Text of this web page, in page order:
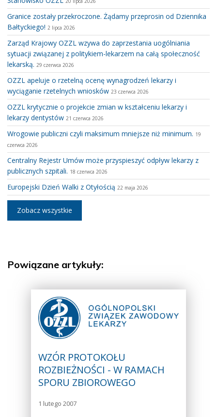
Granice zostały przekroczone. Żądamy przeprosin od Dziennika
Bałtyckiego! 2 lipca 2026
Zarząd Krajowy OZZL wzywa do zaprzestania uogólniania
sytuacji związanej z politykiem-lekarzem na całą społeczność
lekarską. 29 czerwca 2026
OZZL apeluje o rzetelną ocenę wynagrodzeń lekarzy i
wyciąganie rzetelnych wniosków 23 czerwca 2026
OZZL krytycznie o projekcie zmian w kształceniu lekarzy i
lekarzy dentystów 21 czerwca 2026
Wrogowie publiczni czyli maksimum mniejsze niż minimum. 19
czerwca 2026
Centralny Rejestr Umów może przyspieszyć odpływ lekarzy z
publicznych szpitali. 18 czerwca 2026
Europejski Dzień Walki z Otyłością 22 maja 2026
Zobacz wszystkie
Powiązane artykuły:
WZÓR PROTOKOŁU
ROZBIEŻNOŚCI - W RAMACH
SPORU ZBIOROWEGO
1 lutego 2007